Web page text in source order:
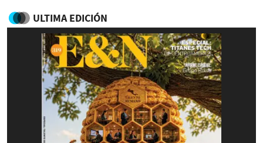
ULTIMA EDICIÓN